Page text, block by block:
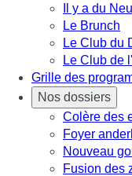
Il y a du
Le Brunch
Le Club du
Le Club de
Grille des
Nos dossiers
Colère des
Foyer
Nouveau
Fusion des